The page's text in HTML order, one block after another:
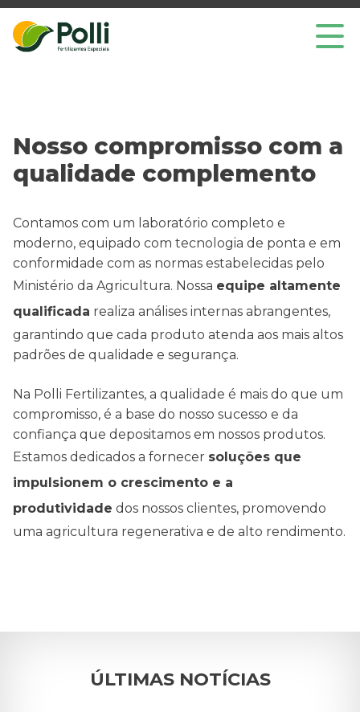
Home
Produtos
Nano Atom
Empresa
ESG
Contato
Blog
Nosso compromisso com a
qualidade complemento
Contamos com um laboratório completo e
moderno, equipado com tecnologia de ponta e em
conformidade com as normas estabelecidas pelo
Ministério da Agricultura. Nossa equipe altamente
qualificada realiza análises internas abrangentes,
garantindo que cada produto atenda aos mais altos
padrões de qualidade e segurança.
Na Polli Fertilizantes, a qualidade é mais do que um
compromisso, é a base do nosso sucesso e da
confiança que depositamos em nossos produtos.
Estamos dedicados a fornecer soluções que
impulsionem o crescimento e a
produtividade dos nossos clientes, promovendo
uma agricultura regenerativa e de alto rendimento.
ÚLTIMAS NOTÍCIAS